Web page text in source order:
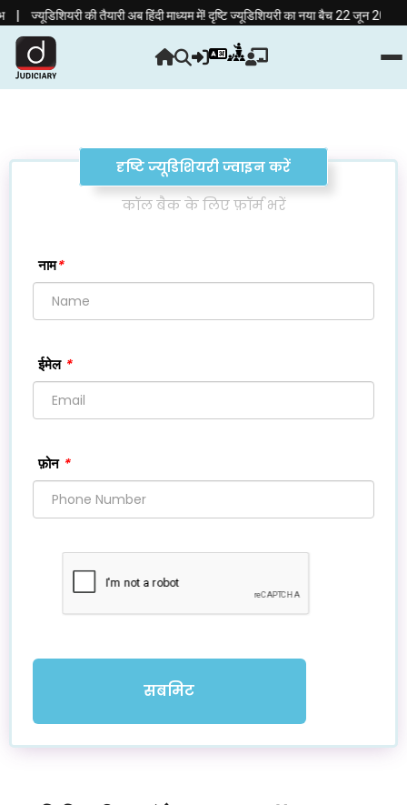
की तैयारी अब हिंदी माध्यम में! दृष्टि ज्यूडिशियरी का नया बैच 22 जून 2026 से शुरू |
दृष्टि ज्यूडिशियरी ज्वाइन करें
कॉल बैक के लिए फ़ॉर्म भरें
नाम*
ईमेल *
फ़ोन *